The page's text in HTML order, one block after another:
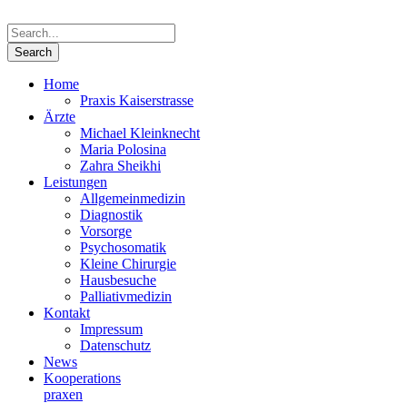
Home
Praxis Kaiserstrasse
Ärzte
Michael Kleinknecht
Maria Polosina
Zahra Sheikhi
Leistungen
Allgemeinmedizin
Diagnostik
Vorsorge
Psychosomatik
Kleine Chirurgie
Hausbesuche
Palliativmedizin
Kontakt
Impressum
Datenschutz
News
Kooperations­
praxen